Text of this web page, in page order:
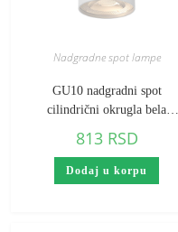
Nadgradne spot lampe
GU10 nadgradni spot
cilindrični okrugla bela
mm)
813 RSD
Dodaj u korpu